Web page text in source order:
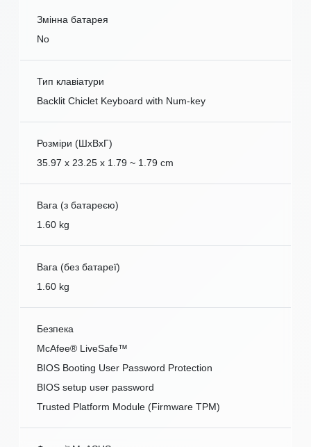
Змінна батарея
No
Тип клавіатури
Backlit Chiclet Keyboard with Num-key
Розміри (ШxВxГ)
35.97 x 23.25 x 1.79 ~ 1.79 cm
Вага (з батареєю)
1.60 kg
Вага (без батареї)
1.60 kg
Безпека
McAfee® LiveSafe™
BIOS Booting User Password Protection
BIOS setup user password
Trusted Platform Module (Firmware TPM)